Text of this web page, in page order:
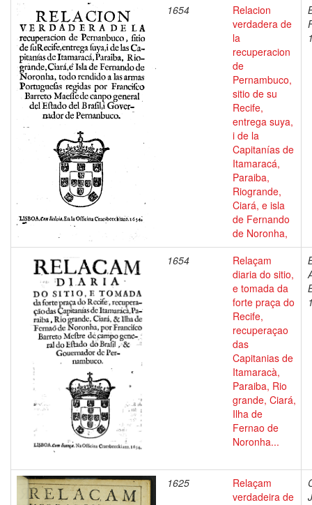
1654
Relacion
verdadera de
la
recuperacion
de
Pernambuco,
sitio de su
Recife,
entrega suya,
i de la
Capitanías de
Itamaracá,
Paraiba,
Riogrande,
Ciará, e isla
de Fernando
de Noronha,
1654
Relaçam
diaria do sitio,
e tomada da
forte praça do
Recife,
recuperaçao
das
Capitanias de
Itamaracà,
Paraiba, Rio
grande, Ciará,
Ilha de
Fernao de
Noronha...
1625
Relaçam
verdadeira de